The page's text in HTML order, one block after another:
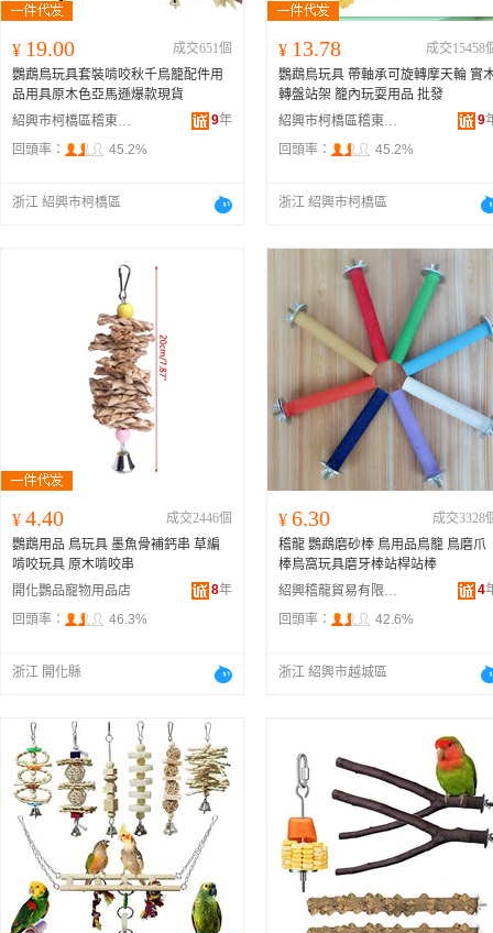
¥ 19.00
成交651個
鸚鵡鳥玩具套裝啃咬秋千鳥籠配件用
品用具原木色亞馬遜爆款現貨
紹興市柯橋區稽東龍龍寵物用品店
9年
回頭率：
45.2%
浙江 紹興市柯橋區
¥ 13.78
成交15458
鸚鵡鳥玩具 帶軸承可旋轉摩天輪 實
轉盤站架 籠內玩耍用品 批發
紹興市柯橋區稽東龍龍寵物用品店
9
回頭率：
45.2%
浙江 紹興市柯橋區
¥ 4.40
成交2446個
鸚鵡用品 鳥玩具 墨魚骨補鈣串 草編
啃咬玩具 原木啃咬串
開化鸚品寵物用品店
8年
回頭率：
46.3%
浙江 開化縣
¥ 6.30
成交3328
稽龍 鸚鵡磨砂棒 鳥用品鳥籠 鳥磨爪
棒鳥窩玩具磨牙棒站桿站棒
紹興稽龍貿易有限公司
4
回頭率：
42.6%
浙江 紹興市越城區